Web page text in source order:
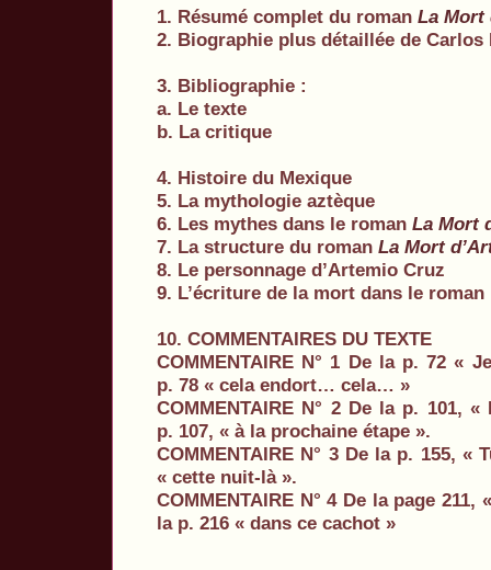
1. Résumé complet du roman La Mort
2. Biographie plus détaillée de Carlos
3. Bibliographie :
a. Le texte
b. La critique
4. Histoire du Mexique
5. La mythologie aztèque
6. Les mythes dans le roman La Mort
7. La structure du roman La Mort
8. Le personnage d’Artemio Cruz
9. L’écriture de la mort dans le roman
10. COMMENTAIRES DU TEXTE
COMMENTAIRE N° 1 De la p. 72 «
p. 78 « cela endort… cela… »
COMMENTAIRE N° 2 De la p. 101,
p. 107, « à la prochaine étape ».
COMMENTAIRE N° 3 De la p. 155, «
« cette nuit-là ».
COMMENTAIRE N° 4 De la page
la p. 216 « dans ce cachot »